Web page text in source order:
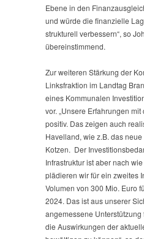
Ebene in den
und würde die finanzielle
strukturell verbessern“, so
übereinstimmend.
Zur weiteren Stärkung der
Linksfraktion im Landtag
eines Kommunalen
vor. „Unsere Erfahrungen
positiv. Das zeigen auch
Havelland, wie z.B. das
Kotzen. Der
Infrastruktur ist aber nach
plädieren wir für ein zweites
Volumen von 300 Mio. Euro
2024. Das ist aus unserer
angemessene
die Auswirkungen der